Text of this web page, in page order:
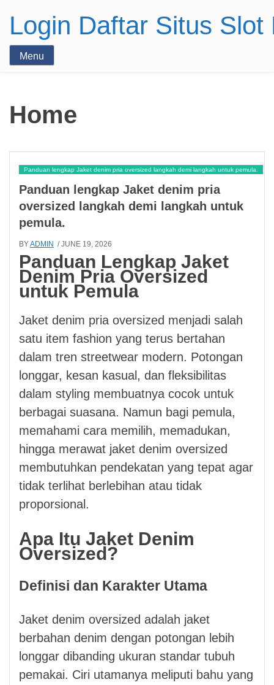
Login Daftar Situs Slot
Menu
Home
Panduan lengkap Jaket denim pria oversized langkah demi langkah untuk pemula.
Panduan lengkap Jaket denim pria
oversized langkah demi langkah untuk
pemula.
BYADMIN / JUNE 19, 2026
Panduan Lengkap Jaket
Denim Pria Oversized
untuk Pemula
Jaket denim pria oversized menjadi salah
satu item fashion yang terus bertahan
dalam tren streetwear modern. Potongan
longgar, kesan kasual, dan fleksibilitas
dalam styling membuatnya cocok untuk
berbagai suasana. Namun bagi pemula,
memahami cara memilih, memadukan,
hingga merawat jaket denim oversized
membutuhkan pendekatan yang tepat agar
tidak terlihat berlebihan atau tidak
proporsional.
Apa Itu Jaket Denim
Oversized?
Definisi dan Karakter Utama
Jaket denim oversized adalah jaket
berbahan denim dengan potongan lebih
longgar dibanding ukuran standar tubuh
pemakai. Ciri utamanya meliputi bahu yang